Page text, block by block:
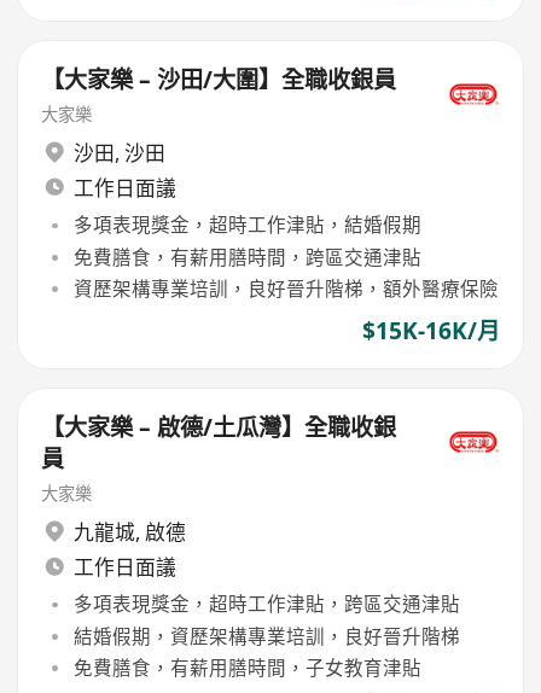
【大家樂 – 沙田/大圍】全職收銀員
大家樂
沙田, 沙田
工作日面議
多項表現獎金，超時工作津貼，結婚假期
免費膳食，有薪用膳時間，跨區交通津貼
資歷架構專業培訓，良好晉升階梯，額外醫療保險
$15K-16K/月
【大家樂 – 啟德/土瓜灣】全職收銀
員
大家樂
九龍城, 啟德
工作日面議
多項表現獎金，超時工作津貼，跨區交通津貼
結婚假期，資歷架構專業培訓，良好晉升階梯
免費膳食，有薪用膳時間，子女教育津貼